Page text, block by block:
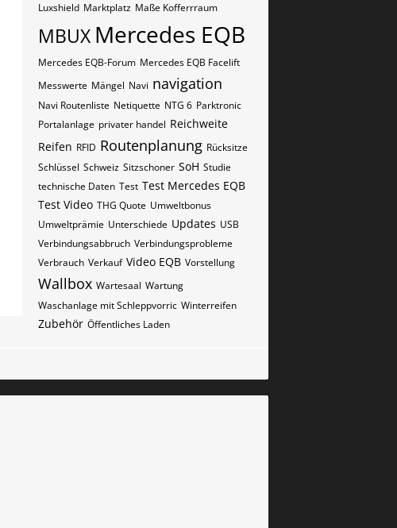
Luxshield Marktplatz Maße Kofferrraum
MBUX Mercedes EQB
Mercedes EQB-Forum Mercedes EQB Facelift
Messwerte Mängel Navi navigation
Navi Routenliste Netiquette NTG 6 Parktronic
Portalanlage privater handel Reichweite
Reifen RFID Routenplanung Rücksitze
Schlüssel Schweiz Sitzschoner SoH Studie
technische Daten Test Test Mercedes EQB
Test Video THG Quote Umweltbonus
Umweltprämie Unterschiede Updates USB
Verbindungsabbruch Verbindungsprobleme
Verbrauch Verkauf Video EQB Vorstellung
Wallbox Wartesaal Wartung
Waschanlage mit Schleppvorric Winterreifen
Zubehör Öffentliches Laden